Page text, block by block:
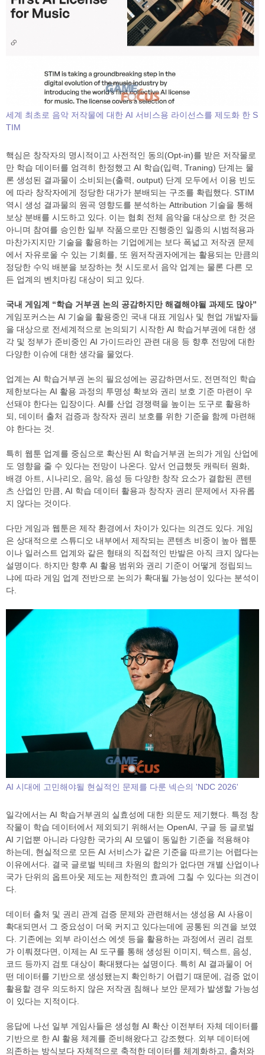
세계 최초로 음악 저작물에 대한 AI 서비스용 라이선스를 제도화 한 S
TIM
핵심은 창작자의 명시적이고 사전적인 동의(Opt-in)를 받은 저작물로
만 학습 데이터를 엄격히 한정했고 AI 학습(입력, Traning) 단계는 물
론 생성된 결과물이 소비되는(출력, output) 단계 모두에서 이용 빈도
에 따라 창작자에게 정당한 대가가 분배되는 구조를 확립했다. STIM
역시 생성 결과물의 원곡 영향도를 분석하는 Attribution 기술을 통해
보상 분배를 시도하고 있다. 이는 협회 전체 음악을 대상으로 한 것은
아니며 참여를 승인한 일부 작품으로만 진행중인 일종의 시범적용과
마찬가지지만 기술을 활용하는 기업에게는 보다 폭넓고 저작권 문제
에서 자유로울 수 있는 기회를, 또 원저작권자에게는 활용되는 만큼의
정당한 수익 배분을 보장하는 첫 시도로서 음악 업계는 물론 다른 모
든 업계의 벤치마킹 대상이 되고 있다.
국내 게임계 “학습 거부권 논의 공감하지만 해결해야될 과제도 많아”
게임포커스는 AI 기술을 활용중인 국내 대표 게임사 및 현업 개발자들
을 대상으로 전세계적으로 논의되기 시작한 AI 학습거부권에 대한 생
각 및 정부가 준비중인 AI 가이드라인 관련 대응 등 향후 전망에 대한
다양한 이슈에 대한 생각을 물었다.
업계는 AI 학습거부권 논의 필요성에는 공감하면서도, 전면적인 학습
제한보다는 AI 활용 과정의 투명성 확보와 권리 보호 기준 마련이 우
선돼야 한다는 입장이다. AI를 산업 경쟁력을 높이는 도구로 활용하
되, 데이터 출처 검증과 창작자 권리 보호를 위한 기준을 함께 마련해
야 한다는 것.
특히 웹툰 업계를 중심으로 확산된 AI 학습거부권 논의가 게임 산업에
도 영향을 줄 수 있다는 전망이 나온다. 앞서 언급했듯 캐릭터 원화,
배경 아트, 시나리오, 음악, 음성 등 다양한 창작 요소가 결합된 콘텐
츠 산업인 만큼, AI 학습 데이터 활용과 창작자 권리 문제에서 자유롭
지 않다는 것이다.
다만 게임과 웹툰은 제작 환경에서 차이가 있다는 의견도 있다. 게임
은 상대적으로 스튜디오 내부에서 제작되는 콘텐츠 비중이 높아 웹툰
이나 일러스트 업계와 같은 형태의 직접적인 반발은 아직 크지 않다는
설명이다. 하지만 향후 AI 활용 범위와 권리 기준이 어떻게 정립되느
냐에 따라 게임 업계 전반으로 논의가 확대될 가능성이 있다는 분석이
다.
AI 시대에 고민해야될 현실적인 문제를 다룬 넥슨의 'NDC 2026'
일각에서는 AI 학습거부권의 실효성에 대한 의문도 제기했다. 특정 창
작물이 학습 데이터에서 제외되기 위해서는 OpenAI, 구글 등 글로벌
AI 기업뿐 아니라 다양한 국가의 AI 모델이 동일한 기준을 적용해야
하는데, 현실적으로 모든 AI 서비스가 같은 기준을 따르기는 어렵다는
이유에서다. 결국 글로벌 빅테크 차원의 합의가 없다면 개별 산업이나
국가 단위의 옵트아웃 제도는 제한적인 효과에 그칠 수 있다는 의견이
다.
데이터 출처 및 권리 관계 검증 문제와 관련해서는 생성용 AI 사용이
확대되면서 그 중요성이 더욱 커지고 있다는데에 공통된 의견을 보였
다. 기존에는 외부 라이선스 에셋 등을 활용하는 과정에서 권리 검토
가 이뤄졌다면, 이제는 AI 도구를 통해 생성된 이미지, 텍스트, 음성,
코드 등까지 검토 대상이 확대됐다는 설명이다. 특히 AI 결과물이 어
떤 데이터를 기반으로 생성됐는지 확인하기 어렵기 때문에, 검증 없이
활용할 경우 의도하지 않은 저작권 침해나 보안 문제가 발생할 가능성
이 있다는 지적이다.
응답에 나선 일부 게임사들은 생성형 AI 확산 이전부터 자체 데이터를
기반으로 한 AI 활용 체계를 준비해왔다고 강조했다. 외부 데이터에
의존하는 방식보다 자체적으로 축적한 데이터를 체계화하고, 출처와